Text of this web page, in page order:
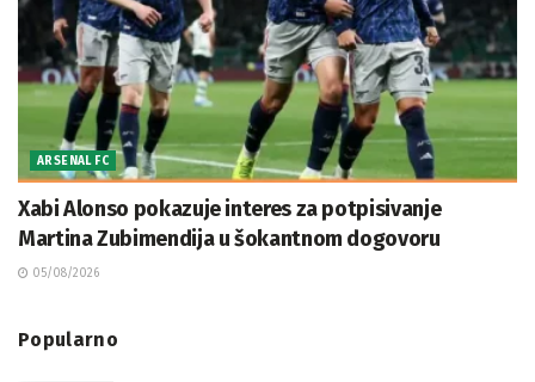
ARSENAL FC
Xabi Alonso pokazuje interes za potpisivanje
Martina Zubimendija u šokantnom dogovoru
05/08/2026
Popularno